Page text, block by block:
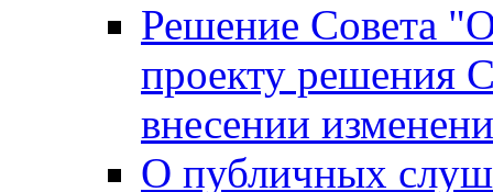
Решение Совета
проекту решения
внесении
О публичных